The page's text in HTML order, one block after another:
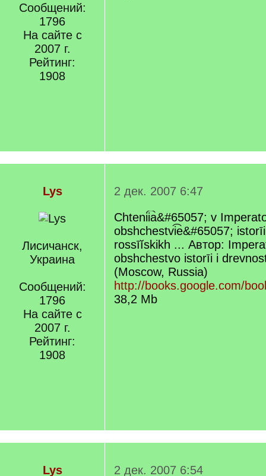
Сообщений:
1796
На сайте с
2007 г.
Рейтинг:
1908
Lys
Лисичанск,
Украина
Сообщений:
1796
На сайте с
2007 г.
Рейтинг:
1908
2 дек. 2007 6:47
Chtenii͡a&#65057; v
obshchestvi͡e&#65057;
rossīĭskikh ... Автор:
obshchestvo istorīi i
(Moscow, Russia)
http://books.google.com/
38,2 Mb
Lys
2 дек. 2007 6:54